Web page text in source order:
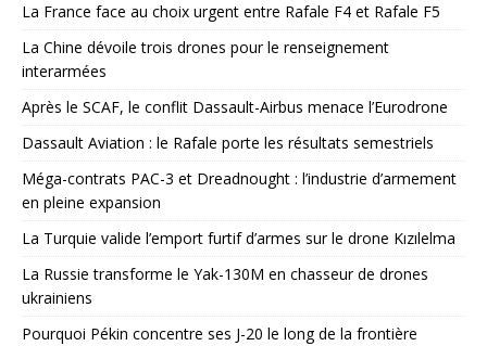
La France face au choix urgent entre Rafale F4 et Rafale F5
La Chine dévoile trois drones pour le renseignement
interarmées
Après le SCAF, le conflit Dassault-Airbus menace l’Eurodrone
Dassault Aviation : le Rafale porte les résultats semestriels
Méga-contrats PAC-3 et Dreadnought : l’industrie d’armement
en pleine expansion
La Turquie valide l’emport furtif d’armes sur le drone Kızılelma
La Russie transforme le Yak-130M en chasseur de drones
ukrainiens
Pourquoi Pékin concentre ses J-20 le long de la frontière